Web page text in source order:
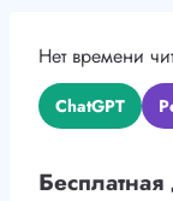
Нет времени
ChatGPT